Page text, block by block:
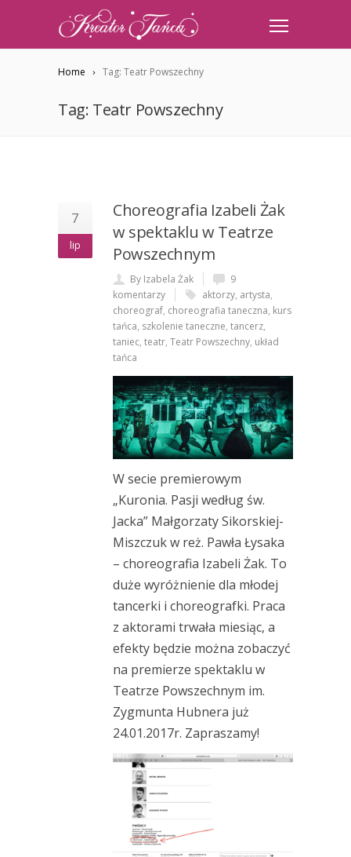
Home Tag: Teatr Powszechny
Tag: Teatr Powszechny
7
lip
Choreografia Izabeli Żak
w spektaklu w Teatrze
Powszechnym
By Izabela Żak
9
komentarzy
aktorzy, artysta,
choreograf, choreografia taneczna, kurs
tańca, szkolenie taneczne, tancerz,
taniec, teatr, Teatr Powszechny, układ
tańca
W secie premierowym
„Kuronia. Pasji według św.
Jacka” Małgorzaty Sikorskiej-
Miszczuk w reż. Pawła Łysaka
– choreografia Izabeli Żak. To
duże wyróżnienie dla młodej
tancerki i choreografki. Praca
z aktorami trwała miesiąc, a
efekty będzie można zobaczyć
na premierze spektaklu w
Teatrze Powszechnym im.
Zygmunta Hubnera już
24.01.2017r. Zapraszamy!